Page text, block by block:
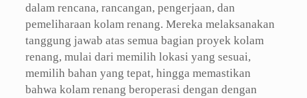
dalam rencana, rancangan, pengerjaan, dan
pemeliharaan kolam renang. Mereka melaksanakan
tanggung jawab atas semua bagian proyek kolam
renang, mulai dari memilih lokasi yang sesuai,
memilih bahan yang tepat, hingga memastikan
bahwa kolam renang beroperasi dengan dengan